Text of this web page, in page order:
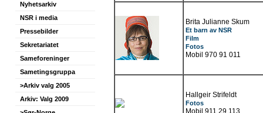
Nyhetsarkiv
NSR i media
Pressebilder
Sekretariatet
Sameforeninger
Sametingsgruppa
>Arkiv valg 2005
Arkiv: Valg 2009
Brita Julianne Skum
Et barn av NSR
Film
Fotos
Mobil 970 91 011
Hallgeir Strifeldt
Fotos